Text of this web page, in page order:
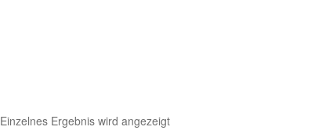
Einzelnes Ergebnis wird angezeigt